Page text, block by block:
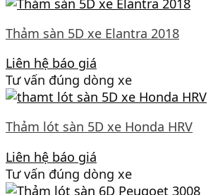
Thảm sàn 5D xe Elantra 2018
Liên hệ báo giá
Tư vấn đúng dòng xe
Thảm lót sàn 5D xe Honda HRV
Liên hệ báo giá
Tư vấn đúng dòng xe